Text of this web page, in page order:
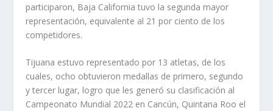
participaron, Baja California tuvo la segunda mayor
representación, equivalente al 21 por ciento de los
competidores.
Tijuana estuvo representado por 13 atletas, de los
cuales, ocho obtuvieron medallas de primero, segundo
y tercer lugar, logro que les generó su clasificación al
Campeonato Mundial 2022 en Cancún, Quintana Roo el